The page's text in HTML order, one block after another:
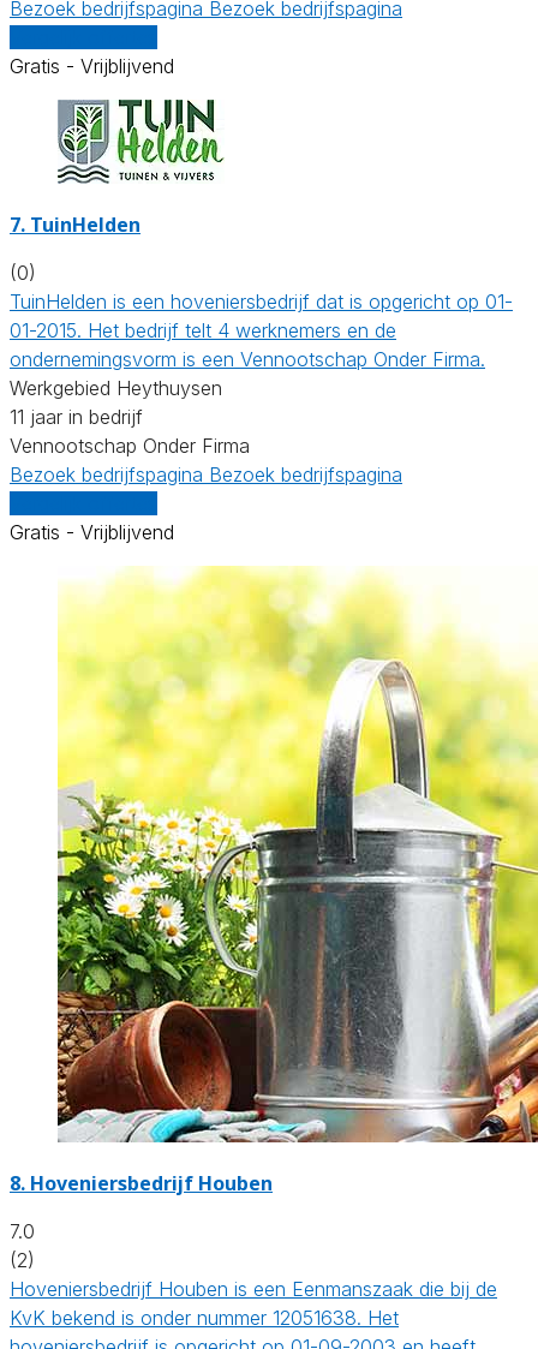
Bezoek bedrijfspagina Bezoek bedrijfspagina
Gratis - Vrijblijvend
7. TuinHelden
(0)
TuinHelden is een hoveniersbedrijf dat is opgericht op 01-
01-2015. Het bedrijf telt 4 werknemers en de
ondernemingsvorm is een Vennootschap Onder Firma.
Werkgebied Heythuysen
11 jaar in bedrijf
Vennootschap Onder Firma
Bezoek bedrijfspagina Bezoek bedrijfspagina
Gratis - Vrijblijvend
8. Hoveniersbedrijf Houben
7.0
(2)
Hoveniersbedrijf Houben is een Eenmanszaak die bij de
KvK bekend is onder nummer 12051638. Het